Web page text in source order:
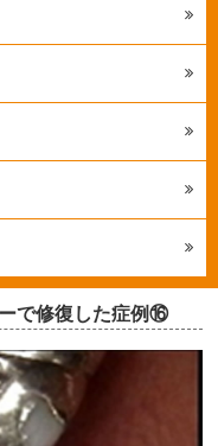
で修復した症例⑯